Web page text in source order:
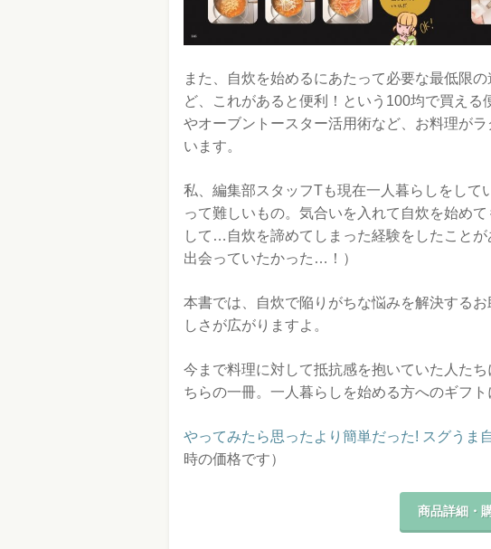
また、自炊を始めるにあたって必要な最低限
ど、これがあると便利！という100均で買える
やオーブントースター活用術など、お料理が
います。
私、編集部スタッフTも現在一人暮らしをして
って難しいもの。気合いを入れて自炊を始め
して…自炊を諦めてしまった経験をしたこと
出会っていたかった…！）
本書では、自炊で陥りがちな悩みを解決する
しさが広がりますよ。
今まで料理に対して抵抗感を抱いていた人た
ちらの一冊。一人暮らしを始める方へのギフ
やってみたら思ったより簡単だった! スグうま
時の価格です）
商品詳細・